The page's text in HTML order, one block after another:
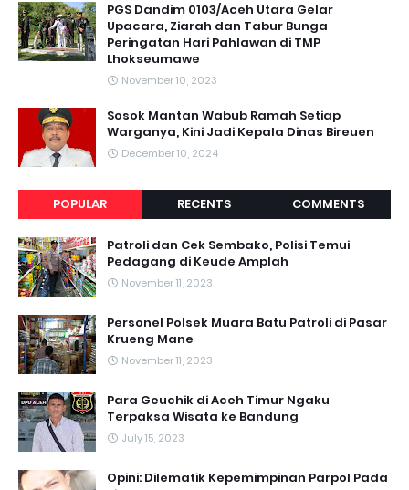
PGS Dandim 0103/Aceh Utara Gelar
Upacara, Ziarah dan Tabur Bunga
Peringatan Hari Pahlawan di TMP
Lhokseumawe
November 10, 2023
Sosok Mantan Wabub Ramah Setiap
Warganya, Kini Jadi Kepala Dinas Bireuen
December 10, 2024
POPULAR RECENTS COMMENTS
Patroli dan Cek Sembako, Polisi Temui
Pedagang di Keude Amplah
November 11, 2023
Personel Polsek Muara Batu Patroli di Pasar
Krueng Mane
November 11, 2023
Para Geuchik di Aceh Timur Ngaku
Terpaksa Wisata ke Bandung
July 15, 2023
Opini: Dilematik Kepemimpinan Parpol Pada